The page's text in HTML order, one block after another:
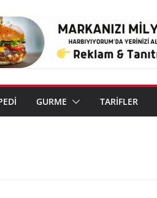
GURME TARİFLER